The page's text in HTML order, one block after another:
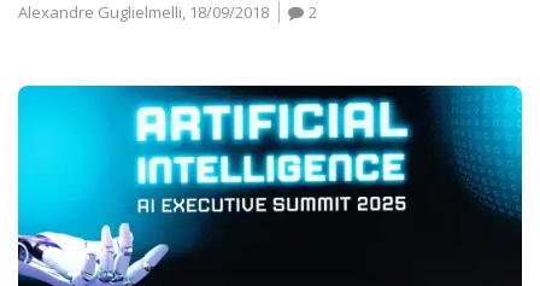
Alexandre Guglielmelli, 18/09/2018 2